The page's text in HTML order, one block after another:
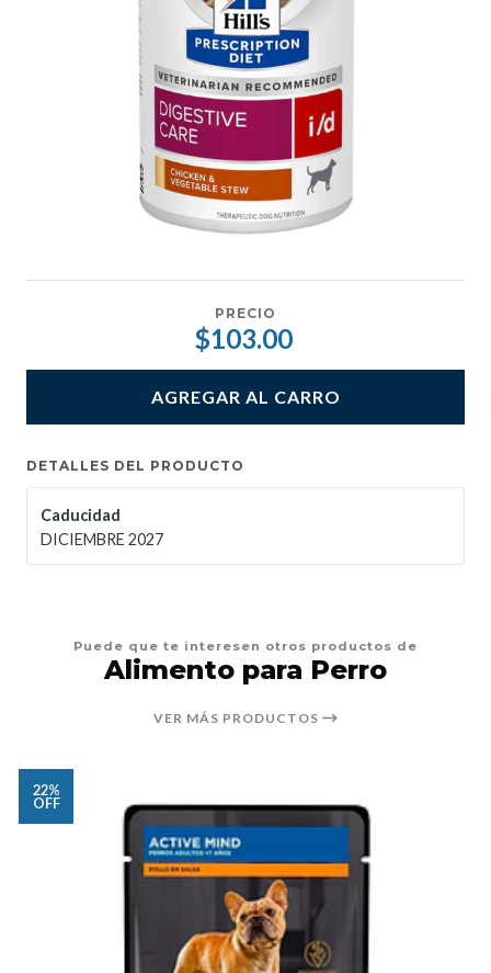
PRECIO
$103.00
AGREGAR AL CARRO
DETALLES DEL PRODUCTO
Caducidad
DICIEMBRE 2027
Puede que te interesen otros productos de
Alimento para Perro
VER MÁS PRODUCTOS
22%
OFF